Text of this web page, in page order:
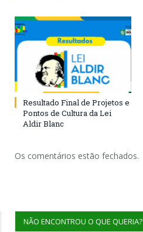
Resultado Final de Projetos e
Pontos de Cultura da Lei
Aldir Blanc
Os comentários estão fechados.
NÃO ENCONTROU O QUE QUERIA?